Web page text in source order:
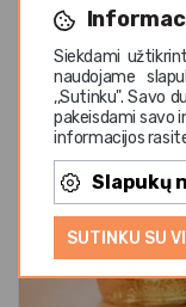
Siekdami
naudojame
,,Sutinku". Savo
pakeisdami savo
informacijos
Slapukų
SUTINKU SU